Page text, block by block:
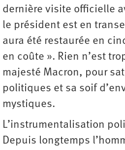
dernière visite officielle
le président est en
aura été restaurée en
en coûte ». Rien n’est
majesté Macron, pour
politiques et sa soif
mystiques.
L’instrumentalisation
Depuis longtemps